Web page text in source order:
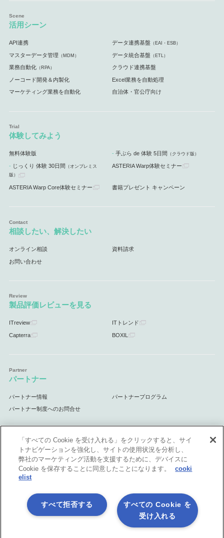
活用シーン
API連携 データ連携基盤 （EAI・ESB）
マスターデータ管理 （MDM） データ統合基盤 （ETL）
業務自動化（RPA） クラウド連携基盤
ノーコード開発＆内製化 Excel業務を自動処理
マーケティング業務を自動化 自治体・官公庁向け
体験してみよう
無料体験版 手ぶら de 体験 5日間 （クラウド版）
じっくり 体験 30日間 （オンプレミス
版）
ASTERIA Warp体験セミナー
ASTERIA Warp Core体験セミナー 書籍プレゼント キャンペーン
相談したい、解決したい
オンライン相談 資料請求
お問い合わせ
製品評価レビューを見る
ITreview ITトレンド
Capterra BOXIL
パートナー
パートナー情報 パートナープログラム
パートナー制度へのお問合せ
サポート
サポート情報
各社商標について
会社情報
「すべての Cookie を受け入れる」をクリックすると、サイ
トナビゲーションを強化し、サイトの使用状況を分析し、
弊社のマーケティング活動を支援するために、デバイスに
Cookie を保存することに同意したことになります。
cooki
elist
すべての Cookie を
受け入れる
すべて拒否する